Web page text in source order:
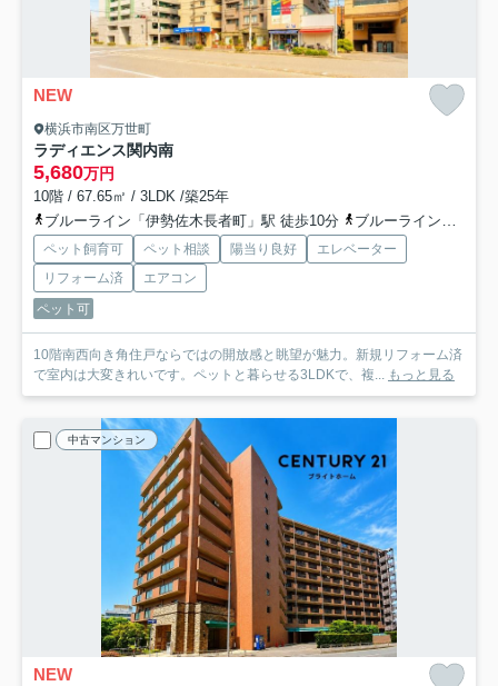
NEW
横浜市南区万世町
ラディエンス関内南
5,680万円
10階 / 67.65㎡ / 3LDK /築25年
ブルーライン「伊勢佐木長者町」駅 徒歩10分
ブルーライン「阪東橋」駅 徒歩10分
ペット飼育可 ペット相談 陽当り良好
エレベーター
リフォーム済
エアコン
ペット可
10階南西向き角住戸ならではの開放感と眺望が魅力。新規リフォーム済
で室内は大変きれいです。ペットと暮らせる3LDKで、複... もっと見る
中古マンション
NEW